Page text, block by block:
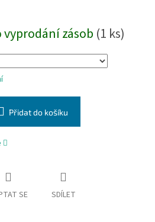
vyprodání zásob (1 ks)
Přidat do košíku
SE SDÍLET